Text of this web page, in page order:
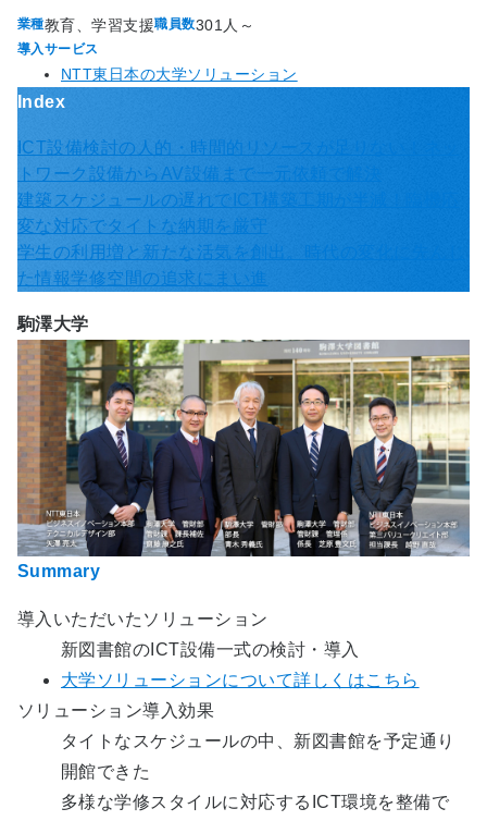
業種教育、学習支援職員数301人～
導入サービス
NTT東日本の大学ソリューション
Index
ICT設備検討の人的・時間的リソースが足りない！ネッ
トワーク設備からAV設備まで一元依頼で解決
建築スケジュールの遅れでICT構築工期が半減！臨機応
変な対応でタイトな納期を厳守
学生の利用増と新たな活気を創出。時代の変化に先んじ
た情報学修空間の追求にまい進
駒澤大学
Summary
導入いただいたソリューション
新図書館のICT設備一式の検討・導入
大学ソリューションについて詳しくはこちら
ソリューション導入効果
タイトなスケジュールの中、新図書館を予定通り
開館できた
多様な学修スタイルに対応するICT環境を整備で